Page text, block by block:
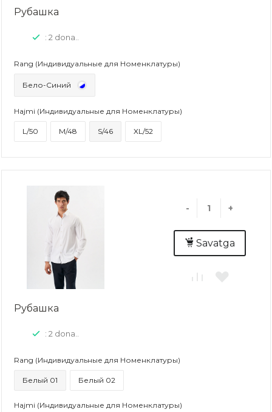
Рубашка
: 2 dona..
Rang (Индивидуальные для Номенклатуры)
Бело-Синий
Hajmi (Индивидуальные для Номенклатуры)
L/50 M/48 S/46 XL/52
- +
Savatga
Рубашка
: 2 dona..
Rang (Индивидуальные для Номенклатуры)
Белый 01 Белый 02
Hajmi (Индивидуальные для Номенклатуры)